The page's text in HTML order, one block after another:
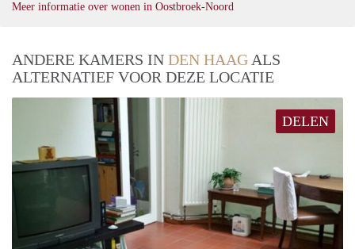
Meer informatie over wonen in Oostbroek-Noord
ANDERE KAMERS IN DEN HAAG ALS
ALTERNATIEF VOOR DEZE LOCATIE
DELEN